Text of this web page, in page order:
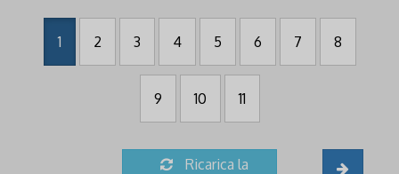
1 2 3 4 5 6 7 8
9 10 11
Ricarica la